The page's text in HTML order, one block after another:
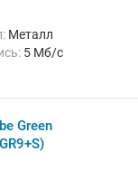
Металл
5 Мб/с
Green